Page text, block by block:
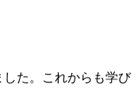
た。これからも学び